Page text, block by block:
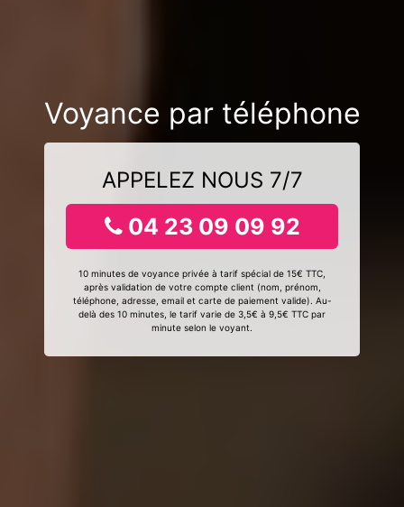
Voyance par téléphone
APPELEZ NOUS 7/7
04 23 09 09 92
10 minutes de voyance privée à tarif spécial de 15€ TTC,
après validation de votre compte client (nom, prénom,
téléphone, adresse, email et carte de paiement valide). Au-
delà des 10 minutes, le tarif varie de 3,5€ à 9,5€ TTC par
minute selon le voyant.